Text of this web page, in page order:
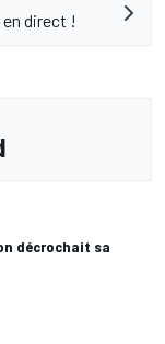
en direct !
décrochait sa